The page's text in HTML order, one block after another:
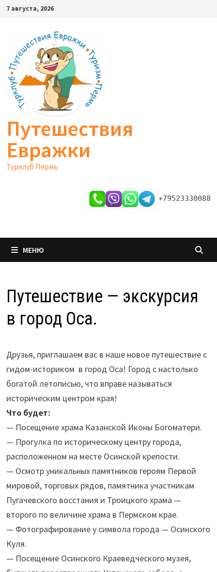
Перейти
содержимому
7 августа, 2026
Путешествия
Евражки
Турклуб Пермь
+79523330088
МЕНЮ
Путешествие — экскурсия
в город Оса.
Друзья, приглашаем вас в наше новое путешествие с
гидом-историком в город Оса! Город с настолько
богатой летописью, что вправе называться
историческим центром края!
Что будет:
— Посещение храма Казанской Иконы Богоматери.
— Прогулка по историческому центру города,
расположенном на месте Осинской крепости.
— Осмотр уникальных памятников героям Первой
мировой, торговых рядов, памятника участникам
Пугачевского восстания и Троицкого храма —
второго по величине храма в Пермском крае.
— Фотографирование у символа города — Осинского
Куля.
— Посещение Осинского Краеведческого музея,